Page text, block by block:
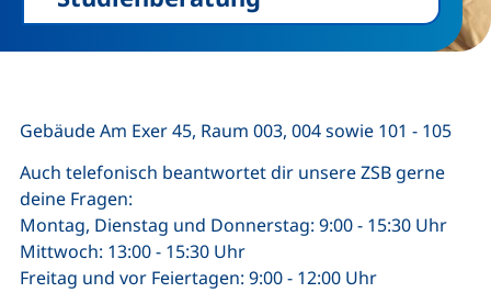
Gebäude Am Exer 45, Raum 003, 004 sowie 101 - 105
Auch telefonisch beantwortet dir unsere ZSB gerne
deine Fragen:
Montag, Dienstag und Donnerstag: 9:00 - 15:30 Uhr
Mittwoch: 13:00 - 15:30 Uhr
Freitag und vor Feiertagen: 9:00 - 12:00 Uhr